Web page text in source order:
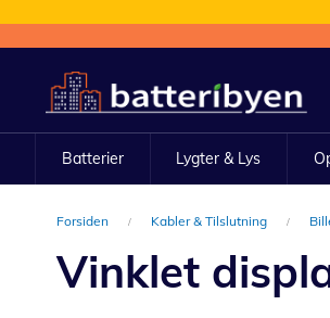
to
Content
Batterier Lygter & Lys
Forsiden Kabler & Tilslutning
Vinklet